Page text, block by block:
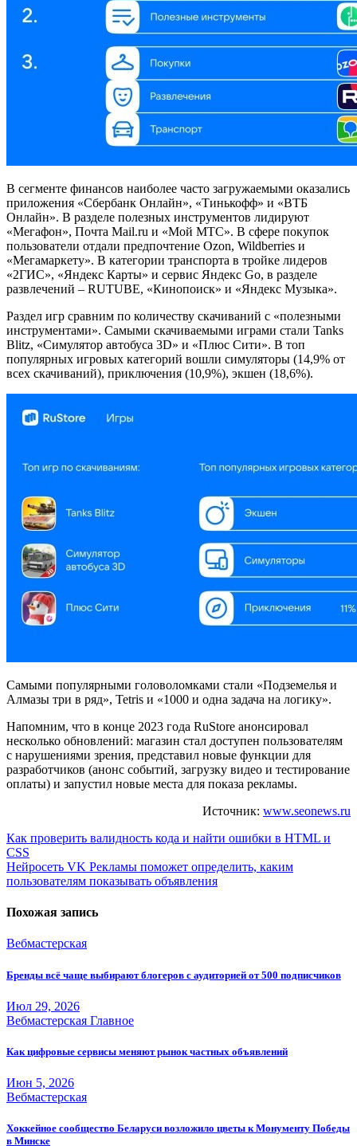
В сегменте финансов наиболее часто загружаемыми оказались
приложения «Сбербанк Онлайн», «Тинькофф» и «ВТБ
Онлайн». В разделе полезных инструментов лидируют
«Мегафон», Почта Mail.ru и «Мой МТС». В сфере покупок
пользователи отдали предпочтение Ozon, Wildberries и
«Мегамаркету». В категории транспорта в тройке лидеров
«2ГИС», «Яндекс Карты» и сервис Яндекс Go, в разделе
развлечений – RUTUBE, «Кинопоиск» и «Яндекс Музыка».
Раздел игр сравним по количеству скачиваний с «полезными
инструментами». Самыми скачиваемыми играми стали Tanks
Blitz, «Симулятор автобуса 3D» и «Плюс Сити». В топ
популярных игровых категорий вошли симуляторы (14,9% от
всех скачиваний), приключения (10,9%), экшен (18,6%).
Самыми популярными головоломками стали «Подземелья и
Алмазы три в ряд», Tetris и «1000 и одна задача на логику».
Напомним, что в конце 2023 года RuStore анонсировал
несколько обновлений: магазин стал доступен пользователям
с нарушениями зрения, представил новые функции для
разработчиков (анонс событий, загрузку видео и тестирование
оплаты) и запустил новые места для показа рекламы.
Источник: www.seonews.ru
Навигация
по
записям
Как проверить валидность кода и найти ошибки в HTML и
CSS
Нейросеть VK Рекламы поможет определить, каким
пользователям показывать объявления
Похожая запись
Вебмастерская
Бренды всё чаще выбирают блогеров с аудиторией от 500 подписчиков
Июл 29, 2026
Вебмастерская Главное
Как цифровые сервисы меняют рынок частных объявлений
Июн 5, 2026
Вебмастерская
Хоккейное сообщество Беларуси возложило цветы к Монументу Победы
в Минске